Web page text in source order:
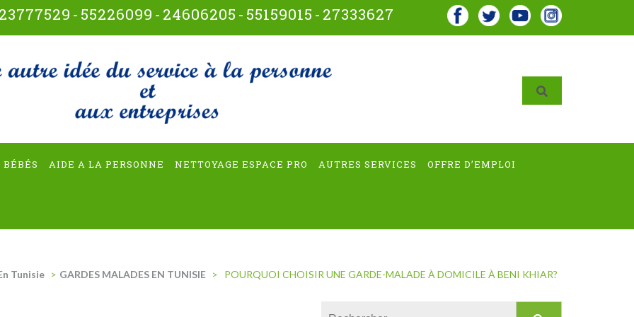
23777529 - 55226099 - 24606205 - 55159015 - 27333627
multiservices
BÉBÉS AIDE A LA PERSONNE NETTOYAGE ESPACE PRO AUTRES SERVICES OFFRE D’EMPLOI
Tunisie > GARDES MALADES EN TUNISIE > POURQUOI CHOISIR UNE GARDE-MALADE À DOMICILE À BENI KHIAR?
Rechercher :